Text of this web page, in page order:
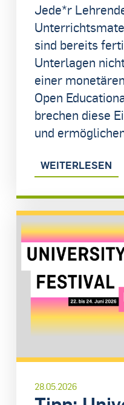
Jede*r
sind bereits
Unterlagen
einer
Open
brechen diese
und
WEITERLESEN
28.05.2026